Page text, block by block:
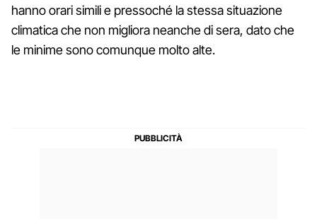
hanno orari simili e pressoché la stessa situazione
climatica che non migliora neanche di sera, dato che
le minime sono comunque molto alte.